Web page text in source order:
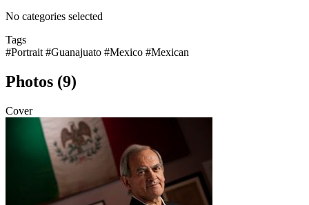
No categories selected
Tags
#Portrait #Guanajuato #Mexico #Mexican
Photos (9)
Cover